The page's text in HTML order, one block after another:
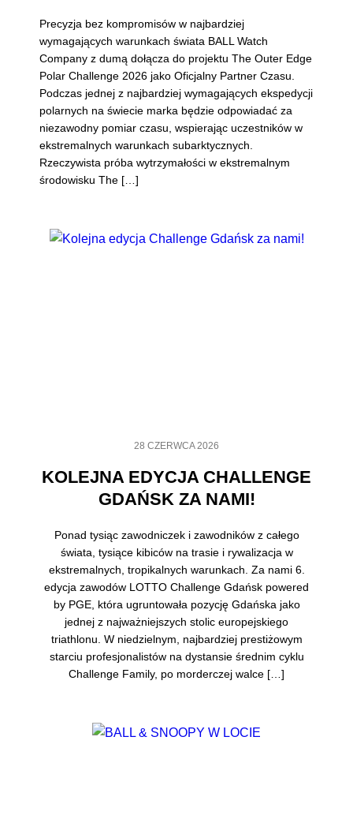
Precyzja bez kompromisów w najbardziej
wymagających warunkach świata BALL Watch
Company z dumą dołącza do projektu The Outer Edge
Polar Challenge 2026 jako Oficjalny Partner Czasu.
Podczas jednej z najbardziej wymagających ekspedycji
polarnych na świecie marka będzie odpowiadać za
niezawodny pomiar czasu, wspierając uczestników w
ekstremalnych warunkach subarktycznych.
Rzeczywista próba wytrzymałości w ekstremalnym
środowisku The […]
28 CZERWCA 2026
KOLEJNA EDYCJA CHALLENGE
GDAŃSK ZA NAMI!
Ponad tysiąc zawodniczek i zawodników z całego
świata, tysiące kibiców na trasie i rywalizacja w
ekstremalnych, tropikalnych warunkach. Za nami 6.
edycja zawodów LOTTO Challenge Gdańsk powered
by PGE, która ugruntowała pozycję Gdańska jako
jednej z najważniejszych stolic europejskiego
triathlonu. W niedzielnym, najbardziej prestiżowym
starciu profesjonalistów na dystansie średnim cyklu
Challenge Family, po morderczej walce […]